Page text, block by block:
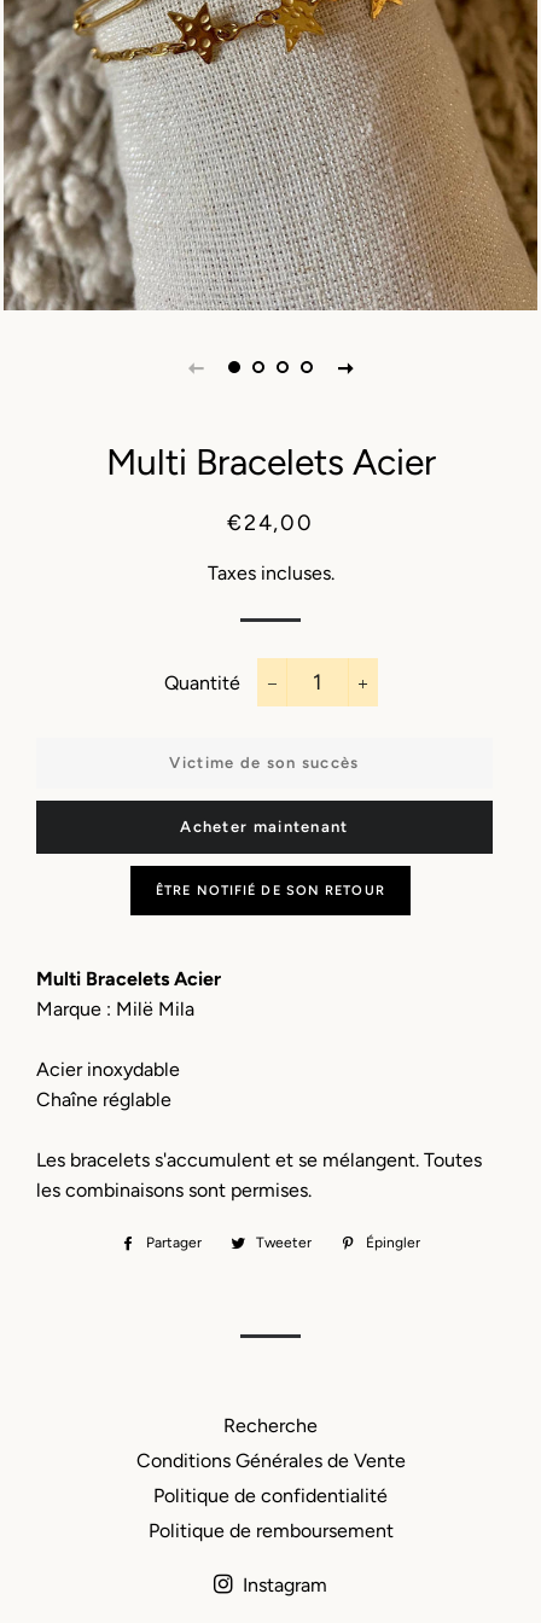
Multi Bracelets Acier
Prix
Prix
€24,00
Taxes incluses.
Quantité
−
+
Victime de son succès
Acheter maintenant
ÊTRE NOTIFIÉ DE SON RETOUR
Multi Bracelets Acier
Marque : Milë Mila
Acier inoxydable
Chaîne réglable
Les bracelets s'accumulent et se mélangent. Toutes
les combinaisons sont permises.
Partager
PartagerTweeter
TweeterÉpingler
Recherche
Conditions Générales de Vente
Politique de confidentialité
Politique de remboursement
Instagram